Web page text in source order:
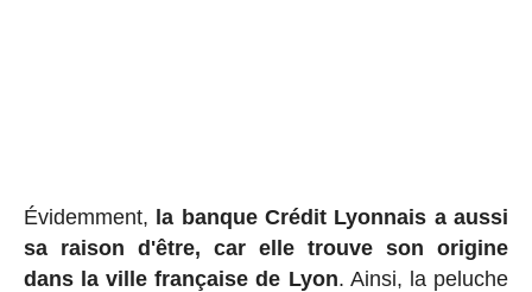
Évidemment, la banque Crédit Lyonnais a aussi
sa raison d'être, car elle trouve son origine
dans la ville française de Lyon. Ainsi, la peluche